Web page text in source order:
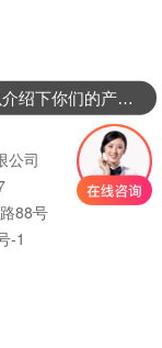
公司
88号
-1
可以介绍下你们的产品么